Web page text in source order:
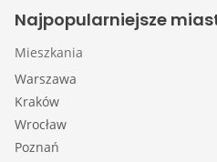
Najpopularniejsze
Mieszkania
Warszawa
Kraków
Wrocław
Poznań